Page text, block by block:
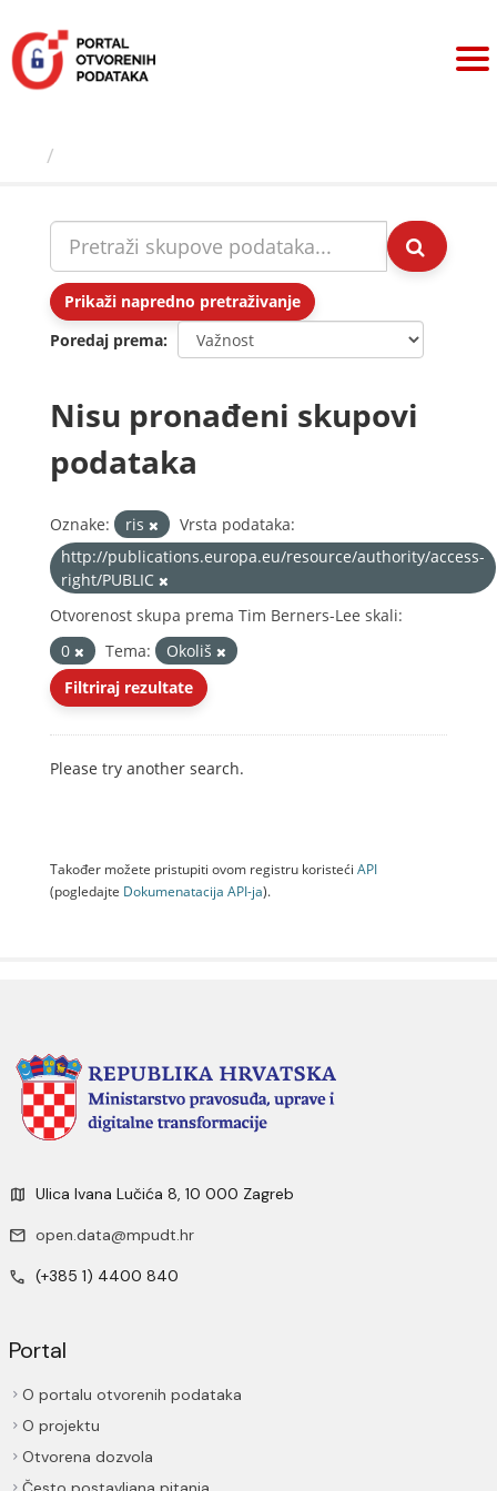
sadržaj
Prikaži napredno pretraživanje
Poredaj prema
Nisu pronađeni skupovi
podataka
Oznake: ris
Vrsta podataka:
http://publications.europa.eu/resource/authority/access-
right/PUBLIC
Otvorenost skupa prema Tim Berners-Lee skali:
0
Tema:
Okoliš
Filtriraj rezultate
Please try another search.
Također možete pristupiti ovom registru koristeći API
(pogledajte Dokumenаtаcijа API-jа).